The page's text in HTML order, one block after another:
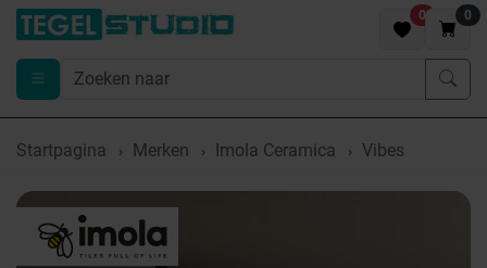
0 0
Startpagina Merken Imola Ceramica Vibes